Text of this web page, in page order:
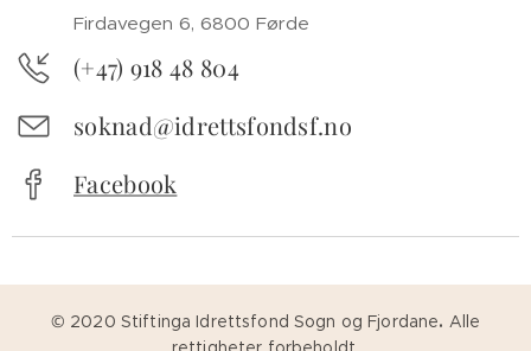
Firdavegen 6, 6800 Førde
(+47) 918 48 804
soknad@idrettsfondsf.no
Facebook
© 2020 Stiftinga Idrettsfond Sogn og Fjordane. Alle